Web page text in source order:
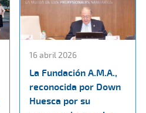
16 abril 2026
La Fundación A.M.A.,
reconocida por Down
Huesca por su